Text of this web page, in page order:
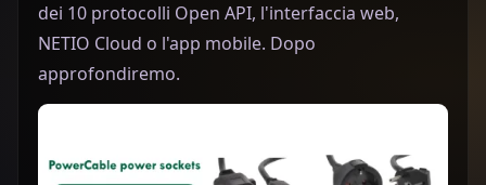
dei 10 protocolli Open API, l'interfaccia web,
NETIO Cloud o l'app mobile. Dopo
approfondiremo.